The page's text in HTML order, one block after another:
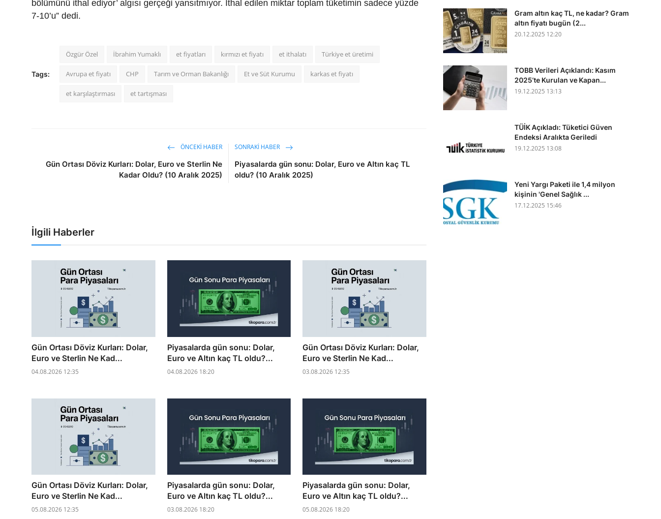
bölümünü ithal ediyor’ algısı gerçeği yansıtmıyor. İthal edilen miktar toplam tüketimin sadece yüzde
7-10’u” dedi.
Tags:
Özgür Özel İbrahim Yumaklı et fiyatları kırmızı et fiyatı et ithalatı Türkiye et üretimi
Avrupa et fiyatı CHP Tarım ve Orman Bakanlığı Et ve Süt Kurumu karkas et fiyatı
et karşılaştırması et tartışması
ÖNCEKI HABER
Gün Ortası Döviz Kurları: Dolar, Euro ve Sterlin Ne
Kadar Oldu? (10 Aralık 2025)
SONRAKI HABER
Piyasalarda gün sonu: Dolar, Euro ve Altın kaç TL
oldu? (10 Aralık 2025)
İlgili Haberler
Gün Ortası Döviz Kurları: Dolar,
Euro ve Sterlin Ne Kad...
04.08.2026 12:35
Piyasalarda gün sonu: Dolar,
Euro ve Altın kaç TL oldu?...
04.08.2026 18:20
Gün Ortası Döviz Kurları: Dolar,
Euro ve Sterlin Ne Kad...
03.08.2026 12:35
Gün Ortası Döviz Kurları: Dolar,
Euro ve Sterlin Ne Kad...
05.08.2026 12:35
Piyasalarda gün sonu: Dolar,
Euro ve Altın kaç TL oldu?...
03.08.2026 18:20
Piyasalarda gün sonu: Dolar,
Euro ve Altın kaç TL oldu?...
05.08.2026 18:20
Gram altın kaç TL, ne kadar? Gram
altın fiyatı bugün (2...
20.12.2025 12:20
TOBB Verileri Açıklandı: Kasım
2025’te Kurulan ve Kapan...
19.12.2025 13:13
TÜİK Açıkladı: Tüketici Güven
Endeksi Aralıkta Geriledi
19.12.2025 13:08
Yeni Yargı Paketi ile 1,4 milyon
kişinin 'Genel Sağlık ...
17.12.2025 15:46